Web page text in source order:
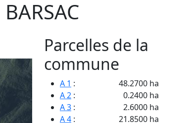
BARSAC
Parcelles de la
commune
A 1 :
48.2700 ha
A 2 :
0.2400 ha
A 3 :
2.6000 ha
A 4 :
21.8500 ha